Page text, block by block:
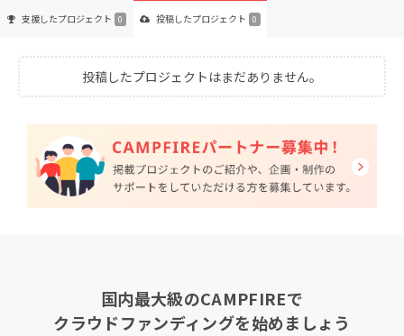
支援したプロジェクト 0 投稿したプロジェクト 0
投稿したプロジェクトはまだありません。
国内最大級のCAMPFIREで
クラウドファンディングを始めましょう